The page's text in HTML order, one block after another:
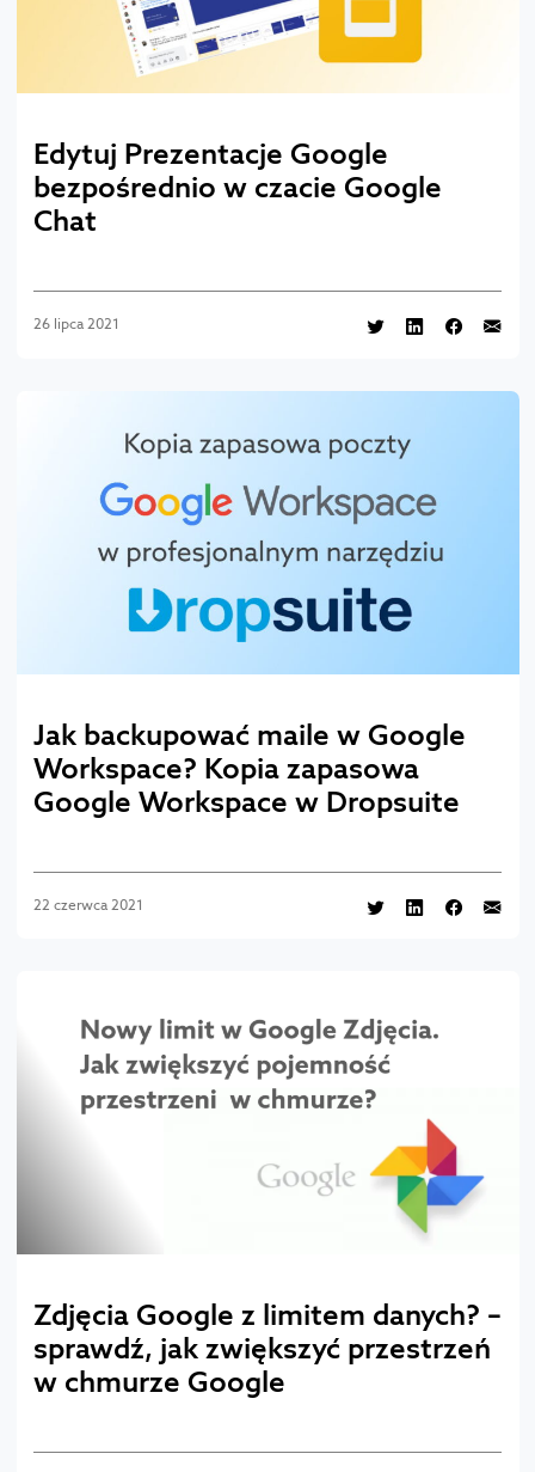
Edytuj Prezentacje Google
bezpośrednio w czacie Google
Chat
26 lipca 2021
Jak backupować maile w Google
Workspace? Kopia zapasowa
Google Workspace w Dropsuite
22 czerwca 2021
Zdjęcia Google z limitem danych? –
sprawdź, jak zwiększyć przestrzeń
w chmurze Google